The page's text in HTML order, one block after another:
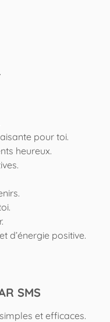
pour toi.
heureux.
d’énergie positive.
SMS
et efficaces.